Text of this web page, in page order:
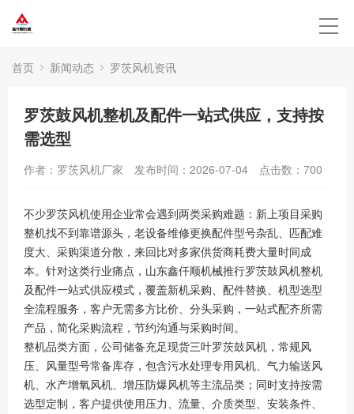
首页 新闻动态 罗茨风机资讯
罗茨鼓风机整机及配件一站式供应，支持按
需选型
作者：罗茨风机厂家 发布时间：2026-07-04 点击数： 700
不少罗茨风机使用企业常会遇到两类采购难题：新上项目采购
整机找不到靠谱源头，老设备维修更换配件型号杂乱、匹配难
度大、采购渠道分散，来回比对多家供货商耗费大量时间成
本。针对这类行业痛点，山东鑫仟顺机械推行罗茨鼓风机整机
及配件一站式供应模式，覆盖新机采购、配件替换、机型选型
全流程服务，客户无需多方比价、分头采购，一站式配齐所需
产品，简化采购流程，节约沟通与采购时间。
整机品类方面，公司储备充足现货三叶罗茨鼓风机，常规风
压、风量型号常备库存，包含污水处理专用风机、气力输送风
机、水产增氧风机、增压防爆风机等主流品类；同时支持按需
选型定制，客户提供使用压力、流量、介质类型、安装条件、